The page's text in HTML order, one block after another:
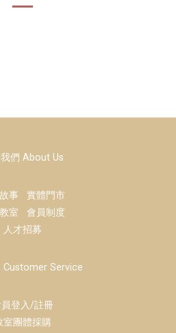
們 About Us
事 實體門市
室 會員制度
人才招募
Customer Service
登入/註冊
室團體採購